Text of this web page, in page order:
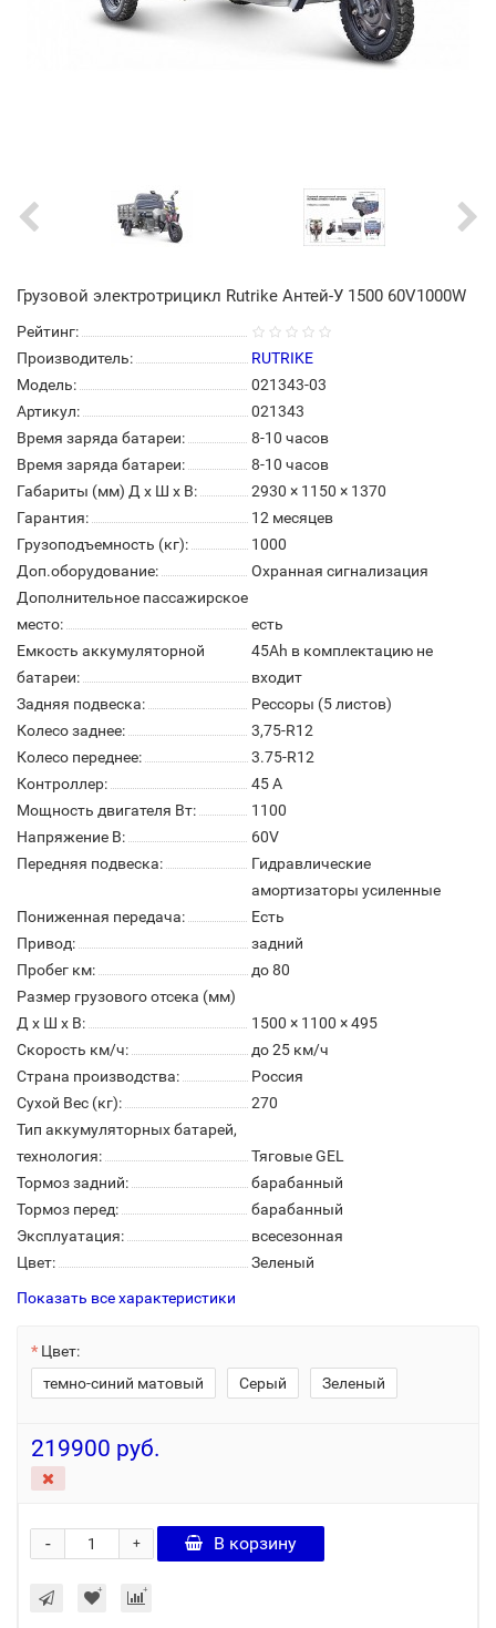
Грузовой электротрицикл Rutrike Антей-У 1500 60V1000W
Рейтинг:
Производитель:
RUTRIKE
Модель:
021343-03
Артикул:
021343
Время заряда батареи:
8-10 часов
Время заряда батареи:
8-10 часов
Габариты (мм) Д x Ш x В:
2930 × 1150 × 1370
Гарантия:
12 месяцев
Грузоподъемность (кг):
1000
Доп.оборудование:
Охранная сигнализация
Дополнительное пассажирское
место:
есть
Емкость аккумуляторной
батареи:
45Ah в комплектацию не
входит
Задняя подвеска:
Рессоры (5 листов)
Колесо заднее:
3,75-R12
Колесо переднее:
3.75-R12
Контроллер:
45 А
Мощность двигателя Вт:
1100
Напряжение В:
60V
Передняя подвеска:
Гидравлические
амортизаторы усиленные
Пониженная передача:
Есть
Привод:
задний
Пробег км:
до 80
Размер грузового отсека (мм)
Д x Ш x В:
1500 × 1100 × 495
Скорость км/ч:
до 25 км/ч
Страна производства:
Россия
Сухой Вес (кг):
270
Тип аккумуляторных батарей,
технология:
Тяговые GEL
Тормоз задний:
барабанный
Тормоз перед:
барабанный
Эксплуатация:
всесезонная
Цвет:
Зеленый
Показать все характеристики
Цвет:
темно-синий матовый
Серый Зеленый
219900 руб.
+
- В корзину